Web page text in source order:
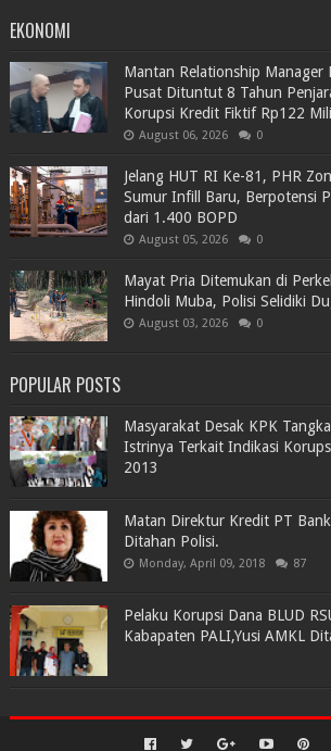
EKONOMI
Mantan Relationship Manager
Pusat Dituntut 8 Tahun
Korupsi Kredit Fiktif Rp122
August 06, 2026 0
Jelang HUT RI Ke-81, PHR
Sumur Infill Baru, Berpotensi
dari 1.400 BOPD
August 05, 2026 0
Mayat Pria Ditemukan di
Hindoli Muba, Polisi Selidiki
August 03, 2026 0
POPULAR POSTS
Masyarakat Desak KPK
Istrinya Terkait Indikasi
2013
Matan Direktur Kredit PT
Ditahan Polisi.
Monday, April 09, 2018 87
Pelaku Korupsi Dana BLUD
Kabapaten PALI,Yusi AMKL